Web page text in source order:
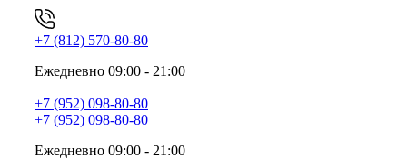
+7 (812) 570-80-80
Ежедневно 09:00 - 21:00
+7 (952) 098-80-80
+7 (952) 098-80-80
Ежедневно 09:00 - 21:00